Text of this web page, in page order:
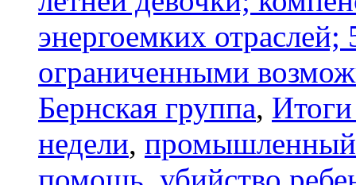
энергоемких
ограниченными
Бернская группа,
недели,